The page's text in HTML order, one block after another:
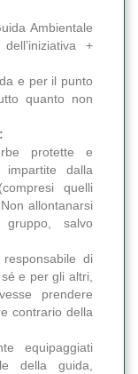
Ambientale
+
e per il punto
quanto non
protette e
dalla
quelli
allontanarsi
salvo
di
e per gli altri,
prendere
contrario della
equipaggiati
della guida,